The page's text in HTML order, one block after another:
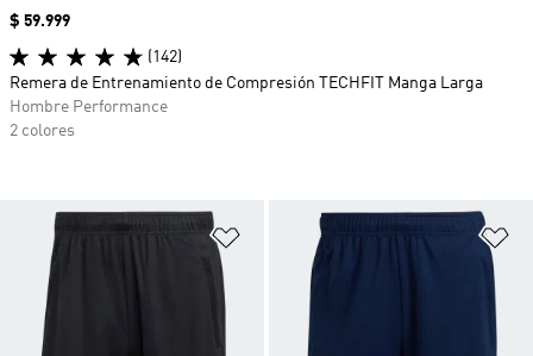
Añadir a la lista de deseos
Precio
$ 59.999
(142)
Remera de Entrenamiento de Compresión TECHFIT Manga Larga
Hombre Performance
2 colores